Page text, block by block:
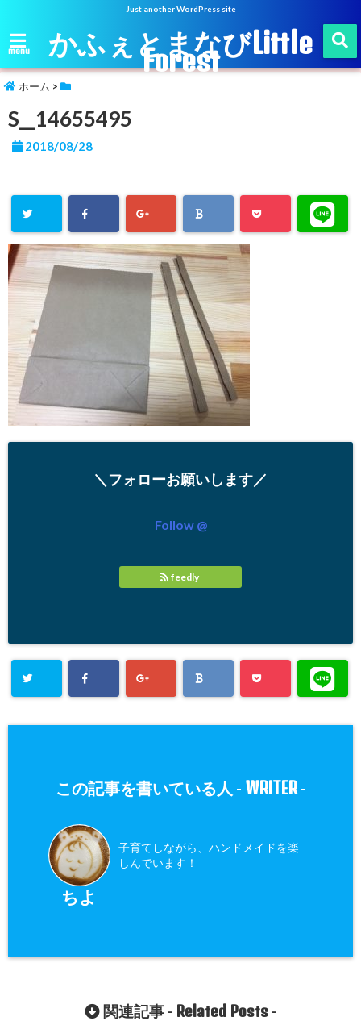
Just another WordPress site
menu かふぇとまなびLittle
Forest
ホーム >
S__14655495
2018/08/28
＼フォローお願いします／
Follow @
feedly
この記事を書いている人 - WRITER-
ちよ
子育てしながら、ハンドメイドを楽
しんでいます！
関連記事 - Related Posts-